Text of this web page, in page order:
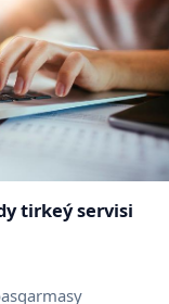
tirkeý servisi